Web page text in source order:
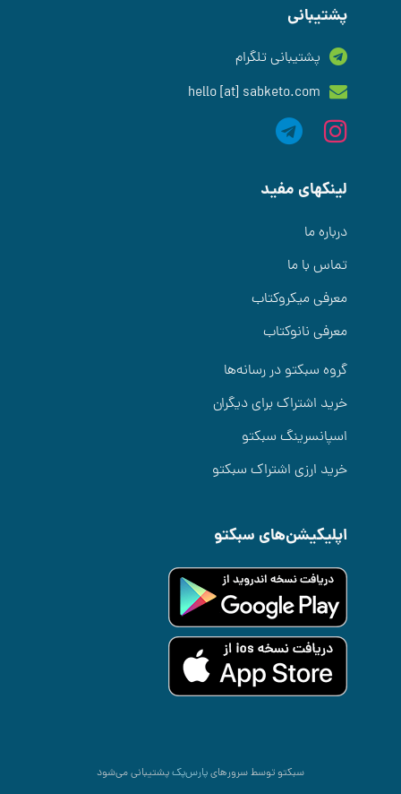
پشتیبانی
پشتیبانی تلگرام
hello [at] sabketo.com
لینکهای مفید
درباره ما
تماس با ما
معرفی میکروکتاب
معرفی نانوکتاب
گروه سبکتو در رسانه‌ها
خرید اشتراک برای دیگران
اسپانسرینگ سبکتو
خرید ارزی اشتراک سبکتو
اپلیکیشن‌های سبکتو
سبکتو توسط سرورهایپارس‌پکپشتیبانی می‌شود